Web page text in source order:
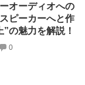
オーディオへの
ピーカーへと作
の魅力を解説！
0